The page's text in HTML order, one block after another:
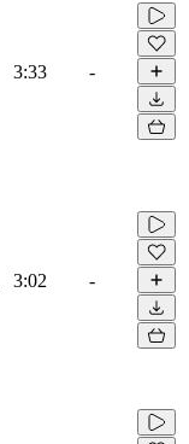
3:33 -
3:02 -